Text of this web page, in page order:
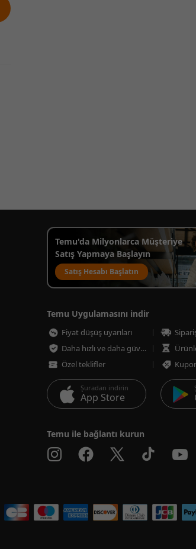
Temu'da Milyonlarca Müşteriye
Satış Yapmaya Başlayın
Satış Hesabı Başlatın
Temu Uygulamasını indir
Fiyat düşüş uyarıları
Daha hızlı ve daha güvenli ödeme
Özel teklifler
Şuradan indirin
App Store
Temu ile bağlantı kurun